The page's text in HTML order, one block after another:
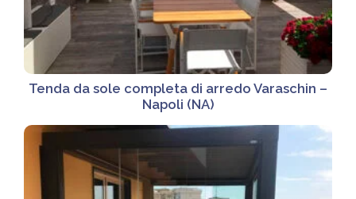
Tenda da sole completa di arredo Varaschin –
Napoli (NA)